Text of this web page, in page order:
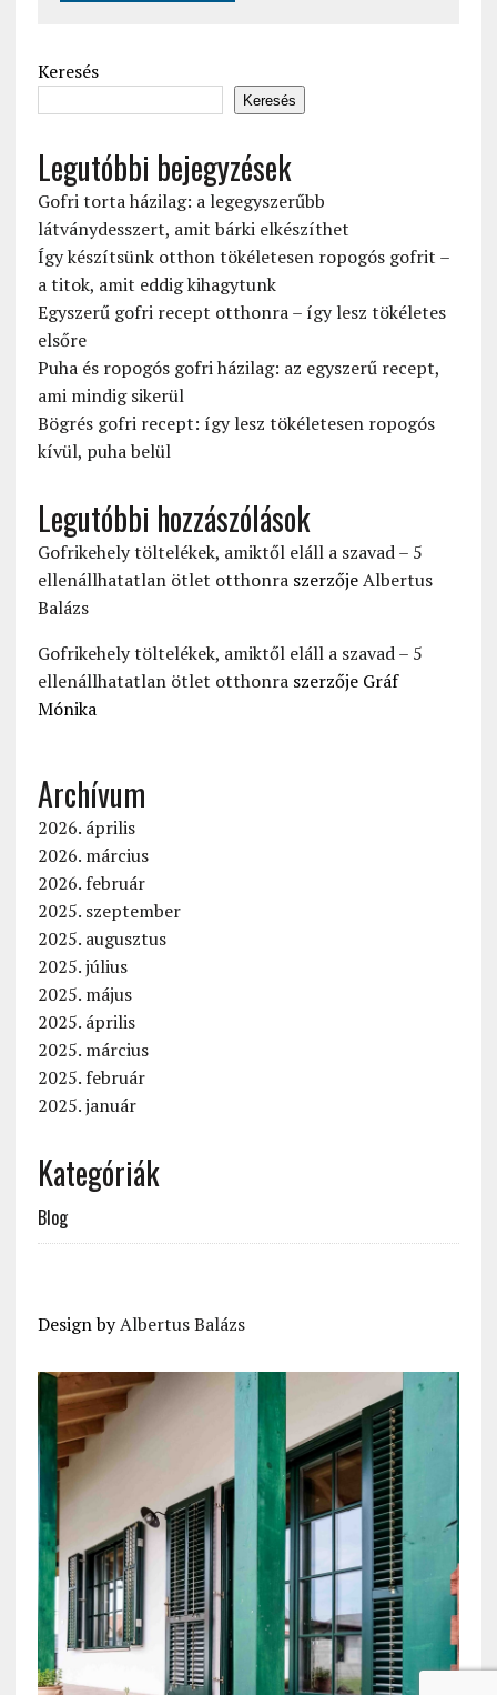
Keresés
Keresés
Legutóbbi bejegyzések
Gofri torta házilag: a legegyszerűbb
látványdesszert, amit bárki elkészíthet
Így készítsünk otthon tökéletesen ropogós gofrit –
a titok, amit eddig kihagytunk
Egyszerű gofri recept otthonra – így lesz tökéletes
elsőre
Puha és ropogós gofri házilag: az egyszerű recept,
ami mindig sikerül
Bögrés gofri recept: így lesz tökéletesen ropogós
kívül, puha belül
Legutóbbi hozzászólások
Gofrikehely töltelékek, amiktől eláll a szavad – 5
ellenállhatatlan ötlet otthonraszerzőjeAlbertus
Balázs
Gofrikehely töltelékek, amiktől eláll a szavad – 5
ellenállhatatlan ötlet otthonraszerzője Gráf
Mónika
Archívum
2026. április
2026. március
2026. február
2025. szeptember
2025. augusztus
2025. július
2025. május
2025. április
2025. március
2025. február
2025. január
Kategóriák
Blog
Design byAlbertus Balázs